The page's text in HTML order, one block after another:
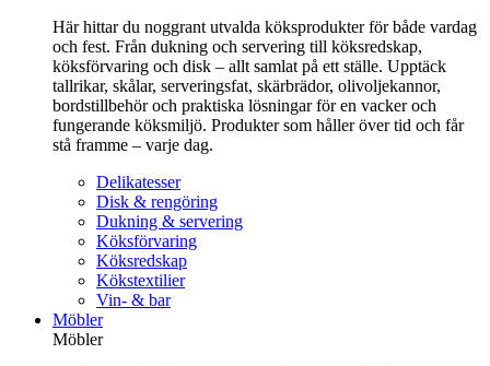
Här hittar du noggrant utvalda köksprodukter för både vardag
och fest. Från dukning och servering till köksredskap,
köksförvaring och disk – allt samlat på ett ställe. Upptäck
tallrikar, skålar, serveringsfat, skärbrädor, olivoljekannor,
bordstillbehör och praktiska lösningar för en vacker och
fungerande köksmiljö. Produkter som håller över tid och får
stå framme – varje dag.
Delikatesser
Disk & rengöring
Dukning & servering
Köksförvaring
Köksredskap
Kökstextilier
Vin- & bar
Möbler
Möbler